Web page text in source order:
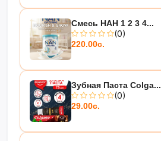
Смесь НАН 1 2 3 4...
(0)
220.00с.
Зубная Паста Colga...
(0)
29.00с.